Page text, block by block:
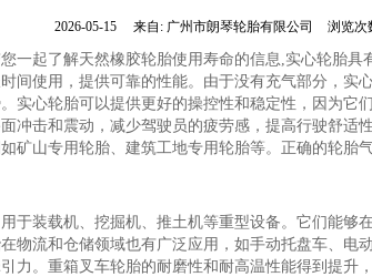
2026-05-15 来自: 广州市朗琴轮胎有限公司 浏览次
一起了解天然橡胶轮胎使用寿命的信息,实心轮胎具
间使用，提供可靠的性能。由于没有充气部分，实
实心轮胎可以提供更好的操控性和稳定性，因为它
冲击和震动，减少驾驶员的疲劳感，提高行驶舒适
矿山专用轮胎、建筑工地专用轮胎等。正确的轮胎
于装载机、挖掘机、推土机等重型设备。它们能够
物流和仓储领域也有广泛应用，如手动托盘车、电
力。重箱叉车轮胎的耐磨性和耐高温性能得到提升